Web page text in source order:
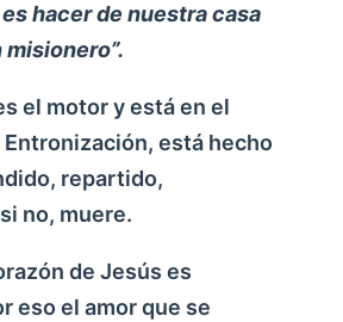
hacer de nuestra casa
el motor y está en el
Entronización, está hecho
repartido,
no, muere.
de Jesús es
eso el amor que se